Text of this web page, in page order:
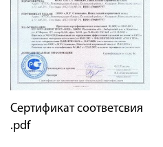
Сертификат соответсвия
.pdf